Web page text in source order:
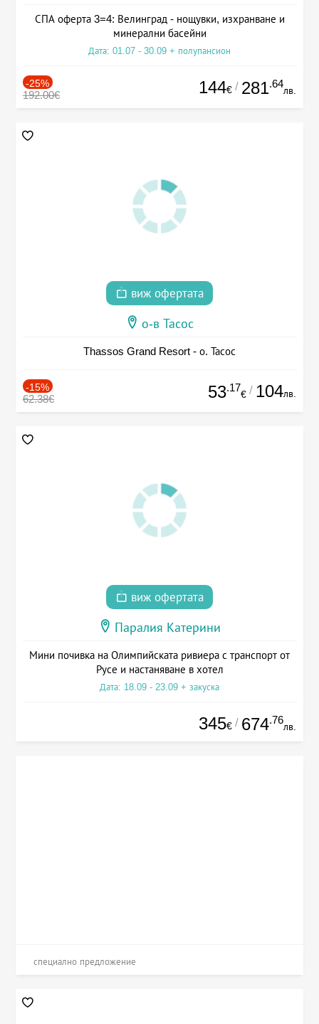
СПА оферта 3=4: Велинград - нощувки, изхранване и
минерални басейни
Дата: 01.07 - 30.09 + полупансион
-25%
192.00€ 144€ / 281.64
лв.
виж офертата
о-в Тасос
Thassos Grand Resort - о. Тасос
-15%
62.38€ 53.17
€ / 104лв.
виж офертата
Паралия Катерини
Мини почивка на Олимпийската ривиера с транспорт от
Русе и настаняване в хотел
Дата: 18.09 - 23.09 + закуска
345€ / 674.76
лв.
специално предложение